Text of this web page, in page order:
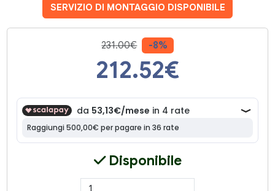
SERVIZIO DI MONTAGGIO DISPONIBILE
231.00€ -8%
212.52€
Disponibile